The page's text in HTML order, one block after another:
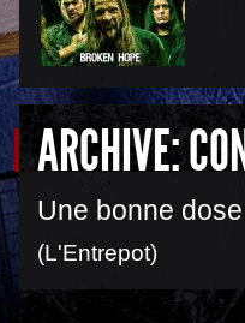
ARCHIVE:
Une bonne
(L'Entrepot)